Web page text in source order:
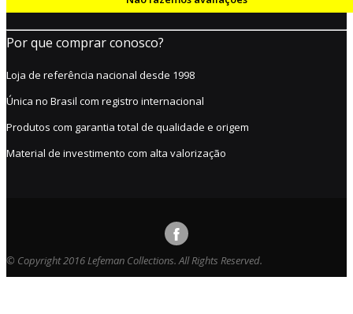
Por que comprar conosco?
Loja de referência nacional desde 1998
Única no Brasil com registro internacional
Produtos com garantia total de qualidade e origem
Material de investimento com alta valorização
© Copyright 2016 Lefeman Collections. All Rights Reserved.